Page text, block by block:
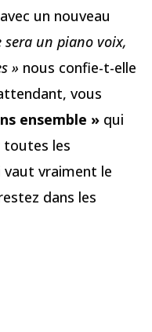
un nouveau
un piano voix,
» nous confie-t-elle
vous
ensemble » qui
toutes les
vraiment le
dans les